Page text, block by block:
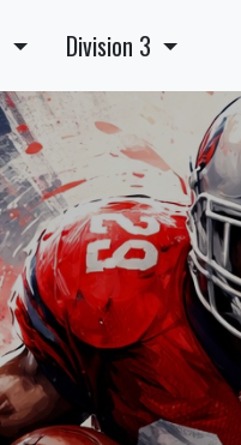
Division 3